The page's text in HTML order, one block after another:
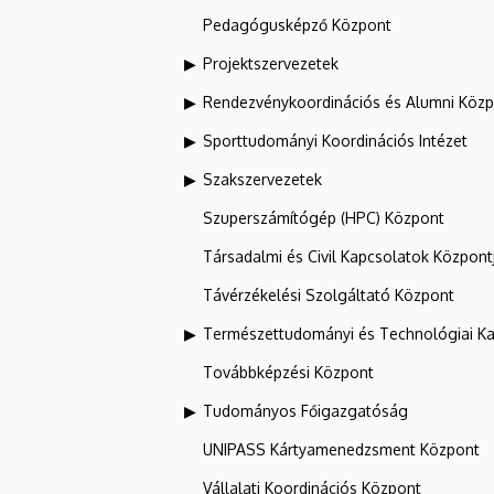
Pedagógusképző Központ
Projektszervezetek
Rendezvénykoordinációs és Alumni
Sporttudományi Koordinációs Intézet
Szakszervezetek
Szuperszámítógép (HPC) Központ
Társadalmi és Civil Kapcsolatok
Távérzékelési Szolgáltató Központ
Természettudományi és Technológiai
Továbbképzési Központ
Tudományos Főigazgatóság
UNIPASS Kártyamenedzsment Központ
Vállalati Koordinációs Központ